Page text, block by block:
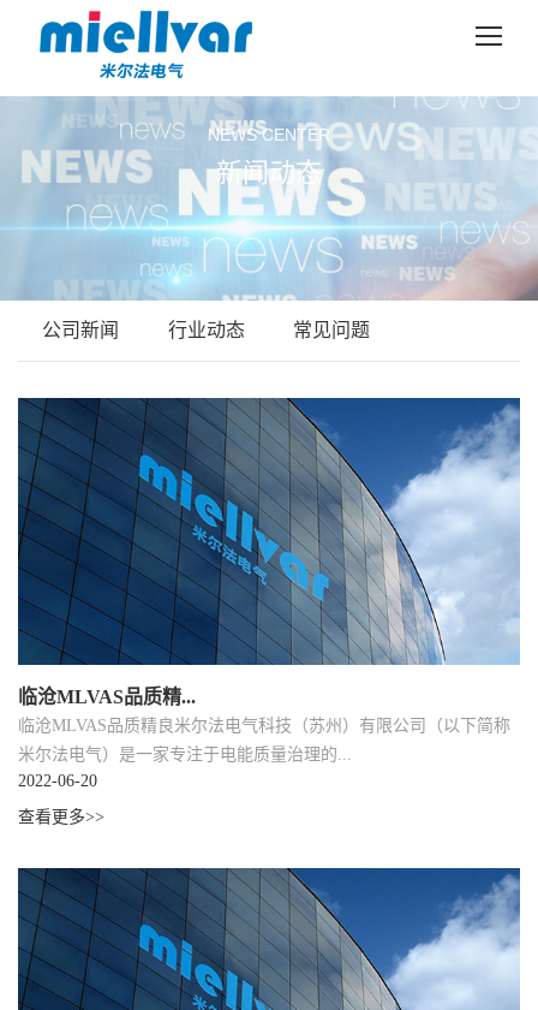
NEWS CENTER
新闻动态
公司新闻 行业动态 常见问题
临沧MLVAS品质精...
临沧MLVAS品质精良米尔法电气科技（苏州）有限公司（以下简称
米尔法电气）是一家专注于电能质量治理的...
2022-06-20
查看更多>>